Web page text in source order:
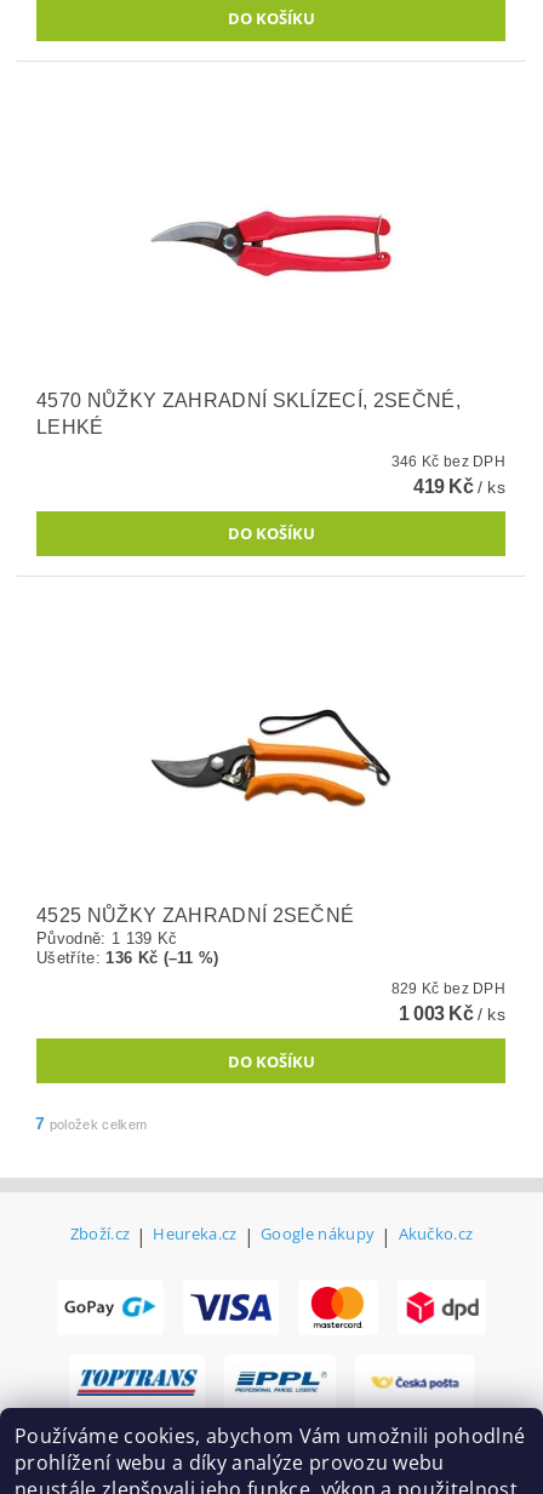
4570 NŮŽKY ZAHRADNÍ SKLÍZECÍ, 2SEČNÉ,
LEHKÉ
346 Kč bez DPH
419 Kč/ ks
4525 NŮŽKY ZAHRADNÍ 2SEČNÉ
Původně: 1 139 Kč
Ušetříte: 136 Kč (–11 %)
829 Kč bez DPH
1 003 Kč/ ks
7 položek celkem
Zboží.cz | Heureka.cz | Google nákupy | Akučko.cz
Používáme cookies, abychom Vám umožnili pohodlné
prohlížení webu a díky analýze provozu webu